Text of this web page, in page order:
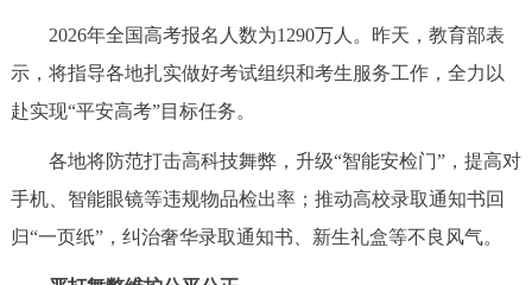
政务公开
市领导 机构职能
2026年全国高考报名人数为1290万人。昨天，教育部表
示，将指导各地扎实做好考试组织和考生服务工作，全力以
赴实现“平安高考”目标任务。
各地将防范打击高科技舞弊，升级“智能安检门”，提高对
手机、智能眼镜等违规物品检出率；推动高校录取通知书回
归“一页纸”，纠治奢华录取通知书、新生礼盒等不良风气。